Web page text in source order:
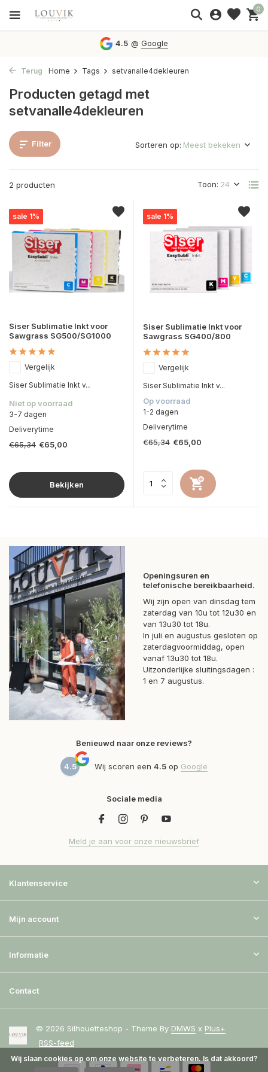
0
4.5 @Google
Terug Home Tags setvanalle4dekleuren
Producten getagd met
setvanalle4dekleuren
Filter
2 producten Toon:
Sorteren op:
sale 1%
Siser Sublimatie Inkt voor
Sawgrass SG500/SG1000
Vergelijk
Siser Sublimatie Inkt v...
Niet op voorraad
3-7 dagen
Deliverytime
€65,34 €65,00
Bekijken
sale 1%
Siser Sublimatie Inkt voor
Sawgrass SG400/800
Vergelijk
Siser Sublimatie Inkt v...
Op voorraad
1-2 dagen
Deliverytime
€65,34 €65,00
Openingsuren en
telefonische bereikbaarheid.
Wij zijn open van dinsdag tem
zaterdag van 10u tot 12u30 en
van 13u30 tot 18u.
In juli en augustus gesloten op
zaterdagvoormiddag, open
vanaf 13u30 tot 18u.
Uitzonderlijke sluitingsdagen :
1 en 7 augustus.
Benieuwd naar onze reviews?
4.5 Wij scoren een 4.5 op Google
Sociale media
Meld je aan voor onze nieuwsbrief
Klantenservice
Mijn account
Informatie
Contact
© 2026 Silhouetteshop - Theme By DMWS x Plus+
RSS-feed
Wij slaan cookies op om onze website te verbeteren. Is dat akkoord?